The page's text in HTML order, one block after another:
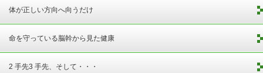
体が正しい方向へ向うだけ
命を守っている脳幹から見た健康
2 手先3 手先、そして・・・